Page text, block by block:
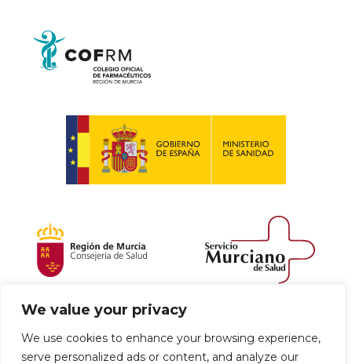
We value your privacy
We use cookies to enhance your browsing experience,
serve personalized ads or content, and analyze our
Política de envío y devoluciones